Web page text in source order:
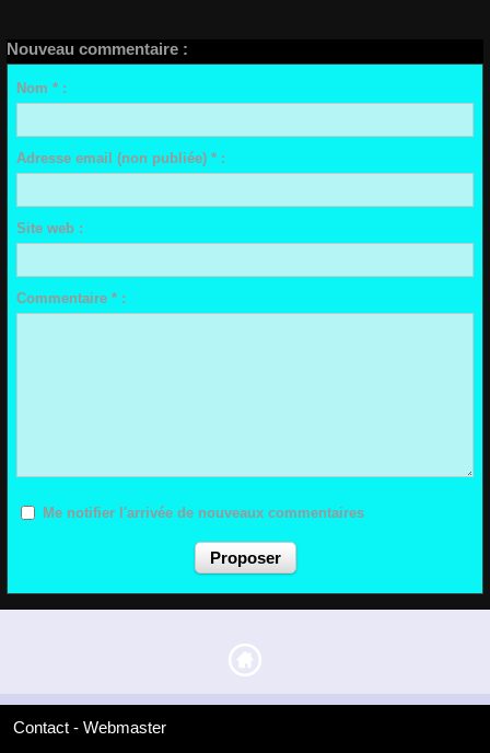
Nouveau commentaire :
Nom * :
Adresse email (non publiée) * :
Site web :
Commentaire * :
Me notifier l'arrivée de nouveaux commentaires
Contact - Webmaster